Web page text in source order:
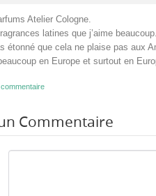
Atelier Cologne.
latines que j’aime beaucoup.
étonné que cela ne plaise pas aux
en Europe et surtout en
Commentaire